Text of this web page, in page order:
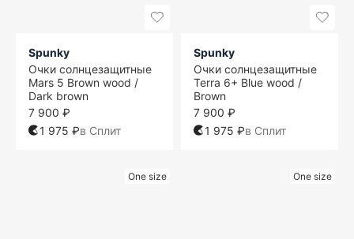
Spunky
Очки солнцезащитные
Mars 5 Brown wood /
Dark brown
7 900 ₽
1 975 ₽в Сплит
Spunky
Очки солнцезащитные
Terra 6+ Blue wood /
Brown
7 900 ₽
1 975 ₽в Сплит
One size One size